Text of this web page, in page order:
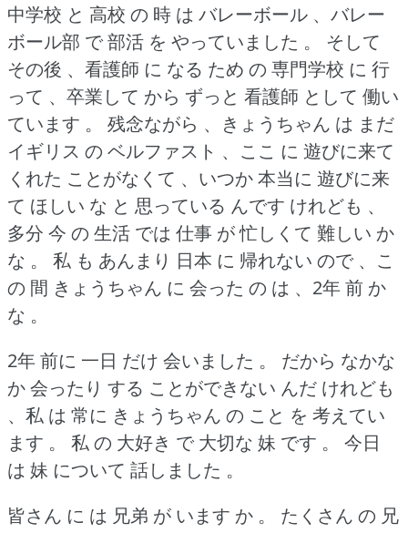
中学校 と 高校 の 時 は バレーボール 、バレー
ボール部 で 部活 を やっていました 。
そして
その後 、看護師 に なる ため の 専門学校 に 行
って 、卒業して から ずっと 看護師 として 働い
ています 。
残念ながら 、きょうちゃん は まだ
イギリス の ベルファスト 、ここ に 遊びに来て
くれた ことがなくて 、いつか 本当に 遊びに来
て ほしい な と 思っている んです けれども 、
多分 今 の 生活 では 仕事 が 忙しくて 難しい か
な 。
私 も あんまり 日本 に 帰れない ので 、こ
の 間 きょうちゃん に 会った の は 、2年 前 か
な 。
2年 前に 一日 だけ 会いました 。
だから なかな
か 会ったり する ことができない んだ けれども
、私 は 常に きょうちゃん の こと を 考えてい
ます 。
私 の 大好き で 大切な 妹 です 。
今日
は 妹 について 話しました 。
皆さん に は 兄弟 が います か 。
たくさん の 兄